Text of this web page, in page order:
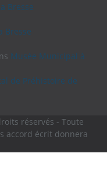
Bresse
Bresse
Musée Municipal à
de Préhistoire de
réservés - Toute
accord écrit donnera